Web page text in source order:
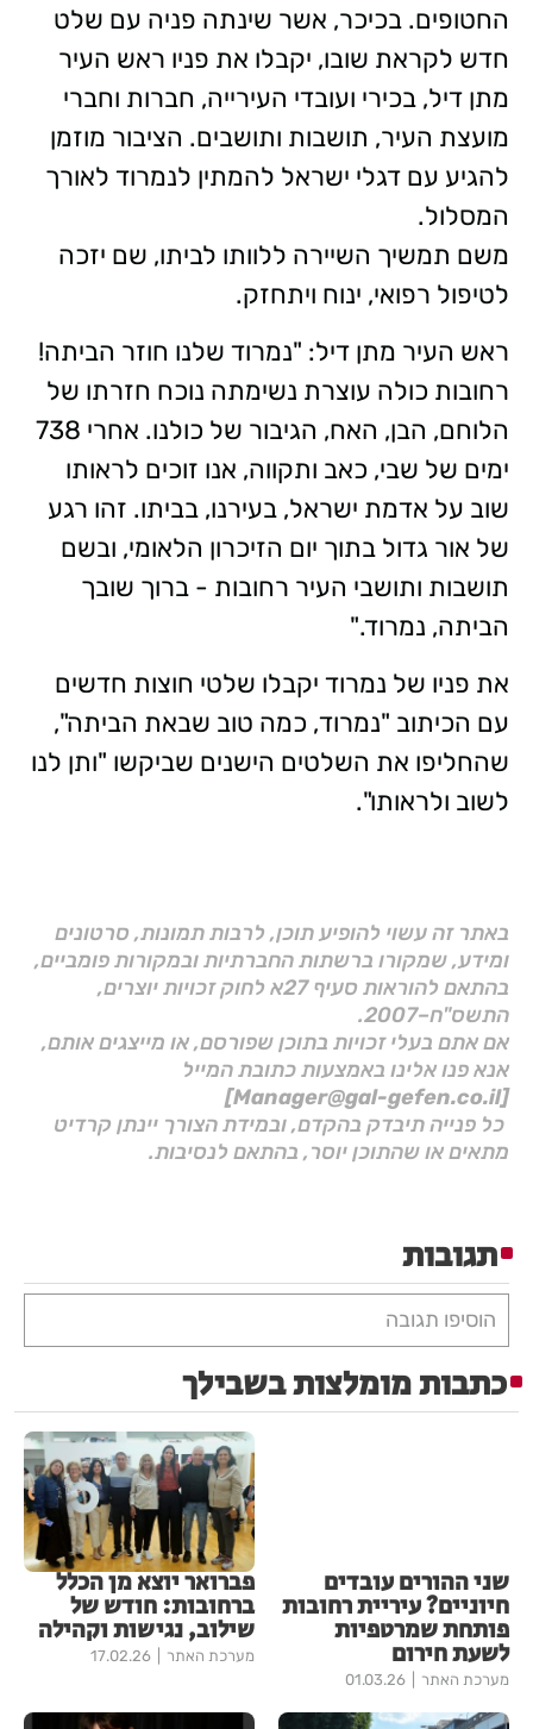
החטופים. בכיכר, אשר שינתה פניה עם שלט
חדש לקראת שובו, יקבלו את פניו ראש העיר
מתן דיל, בכירי ועובדי העירייה, חברות וחברי
מועצת העיר, תושבות ותושבים. הציבור מוזמן
להגיע עם דגלי ישראל להמתין לנמרוד לאורך
המסלול.
משם תמשיך השיירה ללוותו לביתו, שם יזכה
לטיפול רפואי, ינוח ויתחזק.
ראש העיר מתן דיל: "נמרוד שלנו חוזר הביתה!
רחובות כולה עוצרת נשימתה נוכח חזרתו של
הלוחם, הבן, האח, הגיבור של כולנו. אחרי 738
ימים של שבי, כאב ותקווה, אנו זוכים לראותו
שוב על אדמת ישראל, בעירנו, בביתו. זהו רגע
של אור גדול בתוך יום הזיכרון הלאומי, ובשם
תושבות ותושבי העיר רחובות - ברוך שובך
הביתה, נמרוד."
את פניו של נמרוד יקבלו שלטי חוצות חדשים
עם הכיתוב "נמרוד, כמה טוב שבאת הביתה",
שהחליפו את השלטים הישנים שביקשו "ותן לנו
לשוב ולראותו".
באתר זה עשוי להופיע תוכן, לרבות תמונות, סרטונים
ומידע, שמקורו ברשתות החברתיות ובמקורות פומביים,
בהתאם להוראות סעיף 27א לחוק זכויות יוצרים,
התשס"ח–2007.
אם אתם בעלי זכויות בתוכן שפורסם, או מייצגים אותם,
אנא פנו אלינו באמצעות כתובת המייל
[Manager@gal-gefen.co.il]
כל פנייה תיבדק בהקדם, ובמידת הצורך יינתן קרדיט
מתאים או שהתוכן יוסר, בהתאם לנסיבות.
תגובות
הוסיפו תגובה
כתבות מומלצות בשבילך
שני ההורים עובדים
חיוניים? עיריית רחובות
פותחת שמרטפיות
לשעת חירום
מערכת האתר 01.03.26
פברואר יוצא מן הכלל
ברחובות: חודש של
שילוב, נגישות וקהילה
מערכת האתר 17.02.26